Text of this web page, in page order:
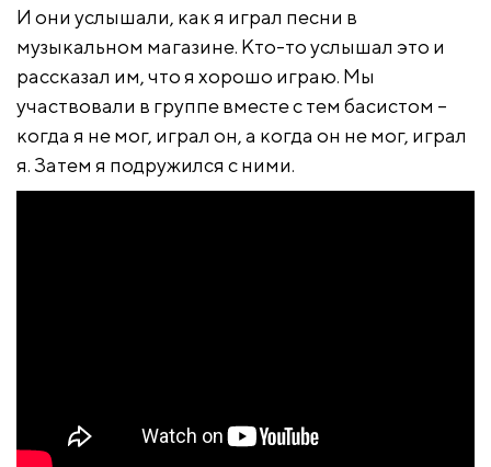
И они услышали, как я играл песни в
музыкальном магазине. Кто-то услышал это и
рассказал им, что я хорошо играю. Мы
участвовали в группе вместе с тем басистом –
когда я не мог, играл он, а когда он не мог, играл
я. Затем я подружился с ними.